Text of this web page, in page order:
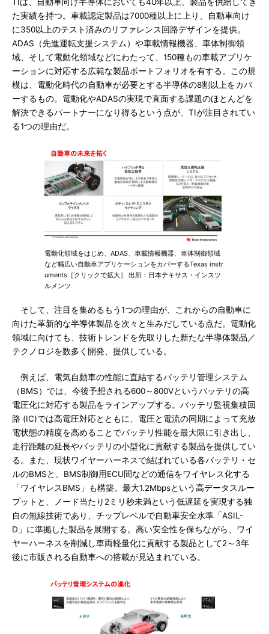
た実績を持つ。車載認定製品は7000種以上に上り、自動車向け
に350以上のテスト済みのリファレンス回路デザインを提供。
ADAS（先進運転支援システム）や車載情報機器、車体制御領
域、そして電動化領域などにわたって、150種もの車載アプリケ
ーションに対応する広範な製品ポートフォリオを有する。この規
模は、電動化時代の自動車が必要とする半導体の8割以上をカバ
ーするもの。電動化やADASの実現で直面する課題のほとんどを
解決できるパートナーになり得るという点が、TIが注目されてい
る1つの理由だ。
電動化領域をはじめ、ADAS、車載情報機器、車体制御領域
など幅広い自動車アプリケーションをカバーするTexas instr
uments［クリックで拡大］ 出所：日本テキサス・インスツ
ルメンツ
そして、注目を集めるもう1つの理由が、これからの自動車に
向けた革新的な半導体製品を次々と生みだしている点だ。電動化
領域に向けても、技術トレンドを先取りした新たな半導体製品／
テクノロジを数多く開発、提供している。
例えば、電気自動車の性能に直結するバッテリ管理システム
（BMS）では、今後予想される600～800Vというバッテリの高
電圧化に対応する製品をラインアップする。バッテリ監視集積回
路 (IC)では高電圧対応とともに、電圧と電流の同期によって充放
電状態の精度を高めることでバッテリ性能を最大限に引き出し、
走行距離の延長やバッテリの小型化に貢献する製品を提供してい
る。また、現状ワイヤーハーネスで結ばれている各バッテリ・セ
ルのBMSと、BMS制御用ECU間などの通信をワイヤレス化する
「ワイヤレスBMS」も構築。最大1.2Mbpsという高データスルー
プットと、ノード当たり2ミリ秒未満という低遅延を実現する独
自の無線技術であり、チップレベルで自動車安全水準「ASIL-
D」に準拠した製品を展開する。高い安全性を保ちながら、ワイ
ヤーハーネスを削減し車両軽量化に貢献する製品として2～3年
後に市販される自動車への搭載が見込まれている。